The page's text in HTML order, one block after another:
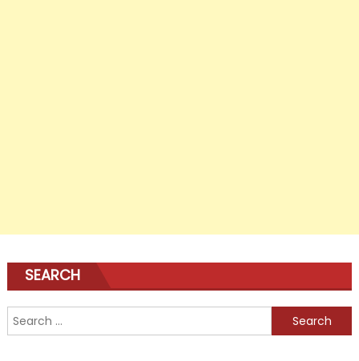
SEARCH
Search
for: